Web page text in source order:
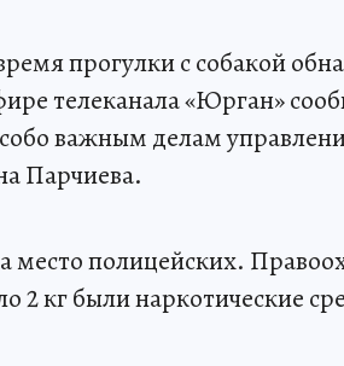
прогулки с собакой
телеканала «Юрган»
важным делам
Парчиева.
полицейских.
2 кг были наркотические